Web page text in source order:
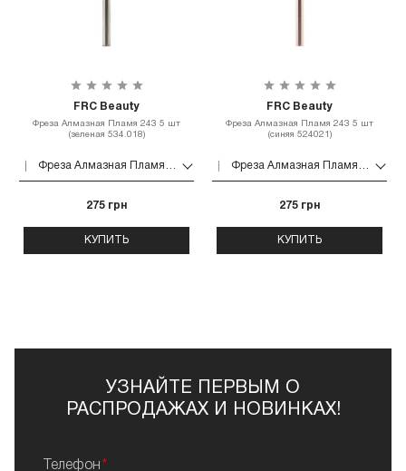
FRC Beauty
Фреза Алмазная Пламя 243 5 шт
(зеленая 534.018)
Фреза Алмазная Пламя 243 5 шт (зеленая 534.018)
275 грн
КУПИТЬ
FRC Beauty
Фреза Алмазная Пламя 243 5 шт
(синяя 524021)
Фреза Алмазная Пламя 243 5 шт (синяя 524021)
275 грн
КУПИТЬ
УЗНАЙТЕ ПЕРВЫМ О
РАСПРОДАЖАХ И НОВИНКАХ!
Телефон